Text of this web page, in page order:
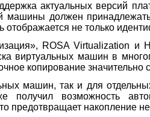
актуальных версий
машины должен
отображается не только
ROSA Virtualization и
виртуальных машин в
копирование
машин, так и для
получил возможность
предотвращает накопление